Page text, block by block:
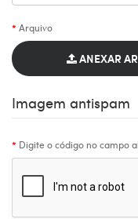
Arquivo
ANEXAR
Imagem antispam
Digite o código no campo